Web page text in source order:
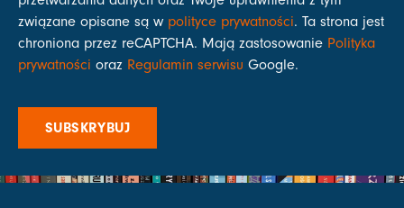
związane opisane są w polityce prywatności. Ta strona jest
chroniona przez reCAPTCHA. Mają zastosowanie Polityka
prywatności oraz Regulamin serwisu Google.
SUBSKRYBUJ